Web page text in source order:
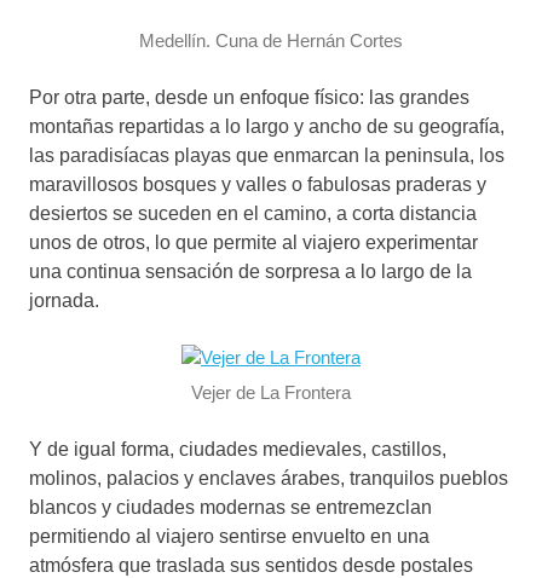
Medellín. Cuna de Hernán Cortes
Por otra parte, desde un enfoque físico: las grandes
montañas repartidas a lo largo y ancho de su geografía,
las paradisíacas playas que enmarcan la peninsula, los
maravillosos bosques y valles o fabulosas praderas y
desiertos se suceden en el camino, a corta distancia
unos de otros, lo que permite al viajero experimentar
una continua sensación de sorpresa a lo largo de la
jornada.
Vejer de La Frontera
Y de igual forma, ciudades medievales, castillos,
molinos, palacios y enclaves árabes, tranquilos pueblos
blancos y ciudades modernas se entremezclan
permitiendo al viajero sentirse envuelto en una
atmósfera que traslada sus sentidos desde postales